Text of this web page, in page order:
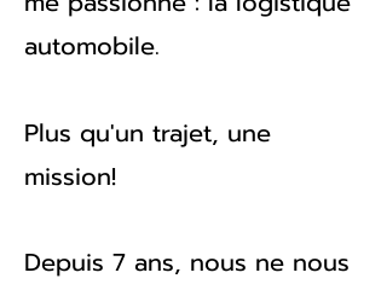
automobile.
Plus qu'un trajet, une
mission!
Depuis 7 ans, nous ne nous